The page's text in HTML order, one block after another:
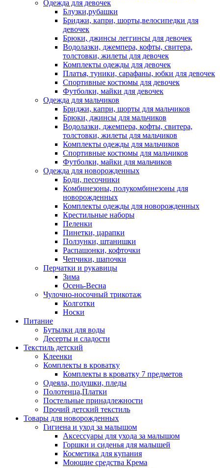
Одежда для девочек
Блузки,рубашки
Бриджи, капри, шорты,велосипедки для
девочек
Брюки, джинсы леггинсы для девочек
Водолазки, джемпера, кофты, свитера,
толстовки, жилеты для девочек
Комплекты одежды для девочек
Платья, туники, сарафаны, юбки для девочек
Спортивные костюмы для девочек
Футболки, майки для девочек
Одежда для мальчиков
Бриджи, капри, шорты для мальчиков
Брюки, джинсы для мальчиков
Водолазки, джемпера, кофты, свитера,
толстовки, жилеты для мальчиков
Комплекты одежды для мальчиков
Спортивные костюмы для мальчиков
Футболки, майки для мальчиков
Одежда для новорожденных
Боди, песочники
Комбинезоны, полукомбинезоны для
новорожденных
Комплекты одежды для новорожденных
Крестильные наборы
Пеленки
Пинетки, царапки
Ползунки, штанишки
Распашонки, кофточки
Чепчики, шапочки
Перчатки и рукавицы
Зима
Осень-Весна
Чулочно-носочный трикотаж
Колготки
Носки
Питание
Бутылки для воды
Десерты и сладости
Текстиль детский
Клеенки
Комплекты в кроватку
Комплекты в кроватку 7 предметов
Одеяла, подушки, пледы
Полотенца,Платки
Постельные принадлежности
Прочий детский текстиль
Товары для новорожденных
Гигиена и уход за малышом
Аксессуары для ухода за малышом
Горшки и сиденья для малышей
Косметика для купания
Моющие средства Крема